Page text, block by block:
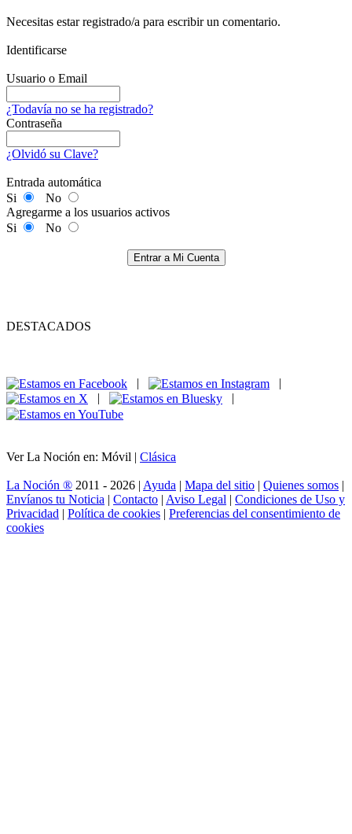
Necesitas estar registrado/a para escribir un comentario.
Identificarse
Usuario o Email
¿Todavía no se ha registrado?
Contraseña
¿Olvidó su Clave?
Entrada automática
Si
No
Agregarme a los usuarios activos
Si
No
Entrar a Mi Cuenta
DESTACADOS
|
|
|
|
Ver La Noción en: Móvil | Clásica
La Noción ® 2011 - 2026 | Ayuda | Mapa del sitio | Quienes somos |
Envíanos tu Noticia | Contacto | Aviso Legal | Condiciones de Uso y
Privacidad | Política de cookies | Preferencias del consentimiento de
cookies